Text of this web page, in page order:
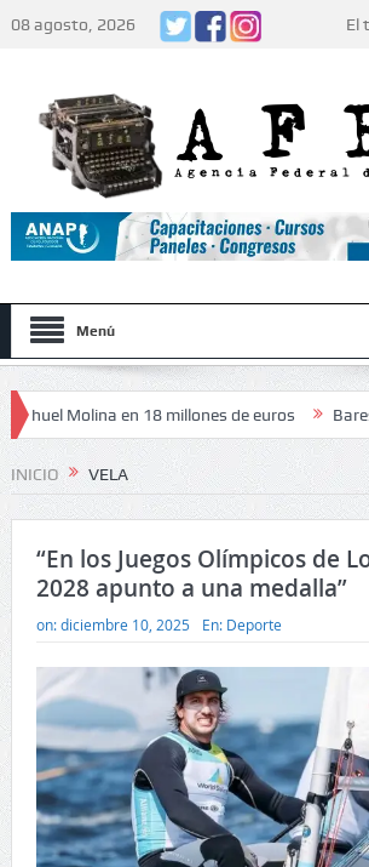
08 agosto, 2026 El
Menú
Molina en 18 millones de euros Baresi,
de los jugadores: «Decidieron no hacer
INICIO VELA
“En los Juegos Olímpicos de
2028 apunto a una medalla”
on:diciembre 10, 2025 En: Deporte